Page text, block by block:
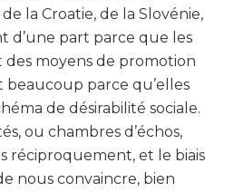
la Croatie, de la Slovénie,
d’une part parce que les
moyens de promotion
beaucoup parce qu’elles
de désirabilité sociale.
ou chambres d’échos,
réciproquement, et le biais
nous convaincre, bien